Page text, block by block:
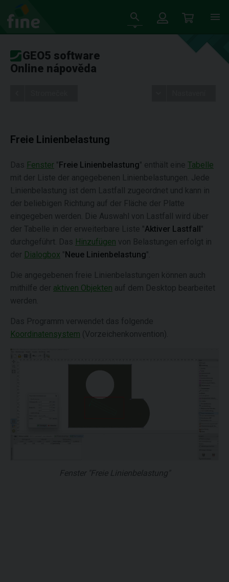
GEO5 software
Online nápověda
Freie Linienbelastung
Das Fenster "Freie Linienbelastung" enthält eine Tabelle
mit der Liste der angegebenen Linienbelastungen. Jede
Linienbelastung ist dem Lastfall zugeordnet und kann in
der beliebigen Richtung auf der Fläche der Platte
eingegeben werden. Die Auswahl von Lastfall wird über
der Tabelle in der erweiterbare Liste "Aktiver Lastfall"
durchgeführt. Das Hinzufügen von Belastungen erfolgt in
der Dialogbox "Neue Linienbelastung".
Die angegebenen freie Linienbelastungen können auch
mithilfe der aktiven Objekten auf dem Desktop bearbeitet
werden.
Das Programm verwendet das folgende
Koordinatensystem (Vorzeichenkonvention).
Fenster "Freie Linienbelastung"